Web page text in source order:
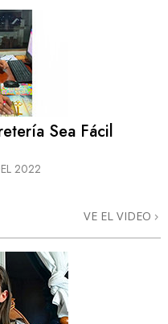
Sea Fácil
2022
VE EL VIDEO